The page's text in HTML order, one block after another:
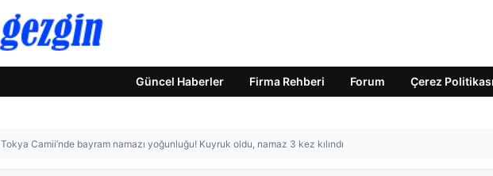
Güncel Haberler Firma Rehberi Forum Çerez Politikası
Tokya Camii’nde bayram namazı yoğunluğu! Kuyruk oldu, namaz 3 kez kılındı